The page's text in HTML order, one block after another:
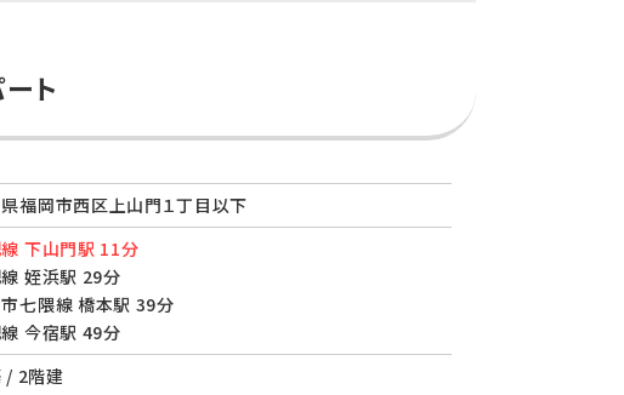
ト
福岡市西区上山門１丁目以下
下山門駅 11分
姪浜駅 29分
七隈線 橋本駅 39分
今宿駅 49分
/ 2階建